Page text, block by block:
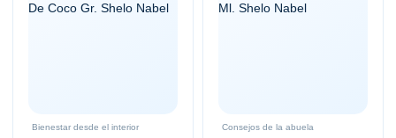
Bienestar desde el interior Consejos de la abuela